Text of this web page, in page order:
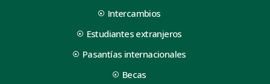
Intercambios
Estudiantes extranjeros
Pasantías internacionales
Becas